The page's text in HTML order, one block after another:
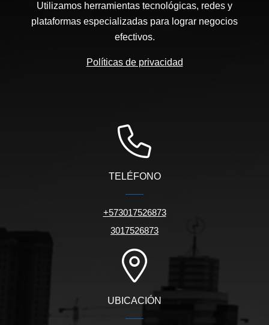
Utilizamos herramientas tecnológicas, redes y
plataformas especializadas para lograr negocios
efectivos.
Políticas de privacidad
TELÉFONO
+573017526873
3017526873
UBICACIÓN